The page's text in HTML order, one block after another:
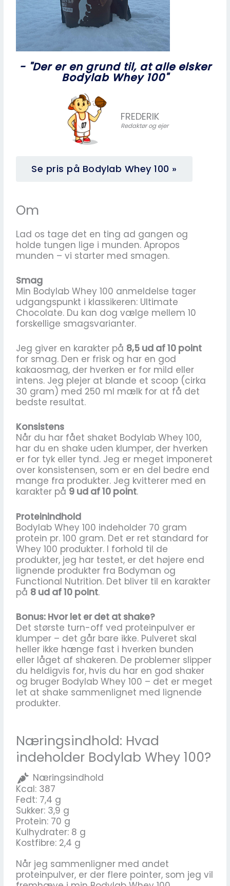
- "Der er en grund til, at alle elsker
Bodylab Whey 100"
FREDERIK
Redaktør og ejer
Se pris på Bodylab Whey 100 »
Om
Lad os tage det en ting ad gangen og
holde tungen lige i munden. Apropos
munden – vi starter med smagen.
Smag
Min Bodylab Whey 100 anmeldelse tager
udgangspunkt i klassikeren: Ultimate
Chocolate. Du kan dog vælge mellem 10
forskellige smagsvarianter.
Jeg giver en karakter på 8,5 ud af 10 point
for smag. Den er frisk og har en god
kakaosmag, der hverken er for mild eller
intens. Jeg plejer at blande et scoop (cirka
30 gram) med 250 ml mælk for at få det
bedste resultat.
Konsistens
Når du har fået shaket Bodylab Whey 100,
har du en shake uden klumper, der hverken
er for tyk eller tynd. Jeg er meget imponeret
over konsistensen, som er en del bedre end
mange fra produkter. Jeg kvitterer med en
karakter på 9 ud af 10 point.
Proteinindhold
Bodylab Whey 100 indeholder 70 gram
protein pr. 100 gram. Det er ret standard for
Whey 100 produkter. I forhold til de
produkter, jeg har testet, er det højere end
lignende produkter fra Bodyman og
Functional Nutrition. Det bliver til en karakter
på 8 ud af 10 point.
Bonus: Hvor let er det at shake?
Det største turn-off ved proteinpulver er
klumper – det går bare ikke. Pulveret skal
heller ikke hænge fast i hverken bunden
eller låget af shakeren. De problemer slipper
du heldigvis for, hvis du har en god shaker
og bruger Bodylab Whey 100 – det er meget
let at shake sammenlignet med lignende
produkter.
Næringsindhold: Hvad
indeholder Bodylab Whey 100?
Næringsindhold
Kcal: 387
Fedt: 7,4 g
Sukker: 3,9 g
Protein: 70 g
Kulhydrater: 8 g
Kostfibre: 2,4 g
Når jeg sammenligner med andet
proteinpulver, er der flere pointer, som jeg vil